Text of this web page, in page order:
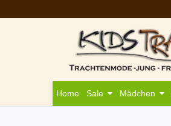
Home Sale Mädchen